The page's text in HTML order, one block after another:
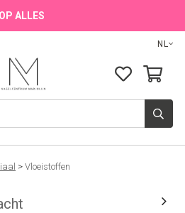
ALLES
NL
> Vloeistoffen